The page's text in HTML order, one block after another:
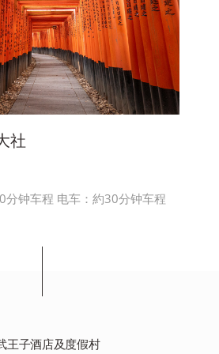
社
分钟车程 电车：約30分钟车程
王子酒店及度假村